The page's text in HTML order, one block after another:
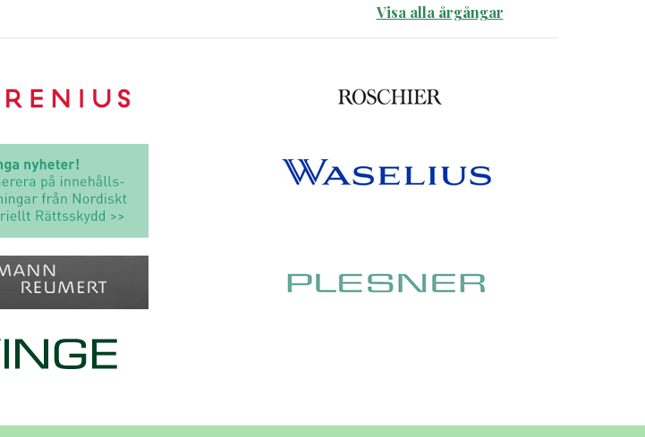
Visa alla årgångar